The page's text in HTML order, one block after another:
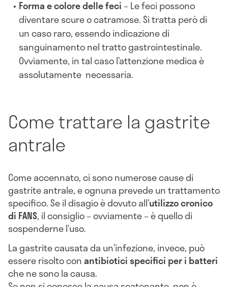
Forma e colore delle feci – Le feci possono
diventare scure o catramose. Si tratta però di
un caso raro, essendo indicazione di
sanguinamento nel tratto gastrointestinale.
Ovviamente, in tal caso l’attenzione medica è
assolutamente necessaria.
Come trattare la gastrite
antrale
Come accennato, ci sono numerose cause di
gastrite antrale, e ognuna prevede un trattamento
specifico. Se il disagio è dovuto all’utilizzo cronico
di FANS, il consiglio – ovviamente – è quello di
sospenderne l’uso.
La gastrite causata da un’infezione, invece, può
essere risolto conantibiotici specifici per i batteri
che ne sono la causa.